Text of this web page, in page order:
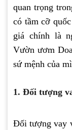
quan trọng
có tầm cỡ
giá chính là
Vườn ươm
sứ mệnh của
1. Đối tượng
Đối tượng vay